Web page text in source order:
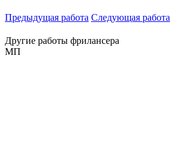
Предыдущая работа Следующая работа
Другие работы фрилансера
МП